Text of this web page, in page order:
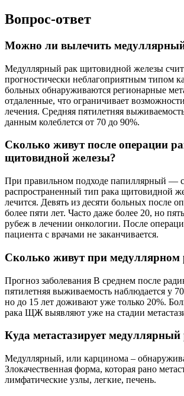
Вопрос-ответ
Можно ли вылечить
Медуллярный рак щитовидной железы
прогностически неблагоприятным типом
больных обнаруживаются регионарные
отдаленные, что ограничивает
лечения. Средняя пятилетняя
данным колеблется от 70 до 90%.
Сколько живут после операции
щитовидной железы?
При правильном подходе папиллярный —
распространенный тип рака щитовидной
лечится. Девять из десяти больных после
более пяти лет. Часто даже более 20, но
рубеж в лечении онкологии. После
пациента с врачами не заканчивается.
Сколько живут при медуллярном
Прогноз заболевания В среднем после
пятилетняя выживаемость наблюдается у
но до 15 лет доживают уже только 20%.
рака ЩЖ выявляют уже на стадии
Куда метастазирует медуллярный
Медуллярный, или карцинома –
Злокачественная форма, которая рано
лимфатические узлы, легкие, печень.